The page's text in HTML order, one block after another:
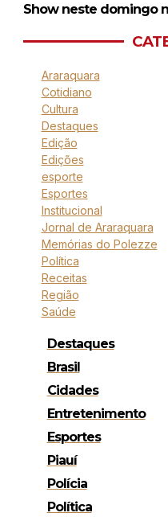
Show neste domingo
Araraquara
Cotidiano
Cultura
Destaques
Edição
Edições
esporte
Esportes
Institucional
Jornal de Araraquara
Memórias do Polezze
Política
Receitas
Região
Saúde
Destaques
Brasil
Cidades
Entretenimento
Esportes
Piauí
Polícia
Política